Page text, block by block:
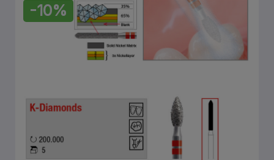
Studio odontoiatrico
Laboratorio odontotecnico
-10%